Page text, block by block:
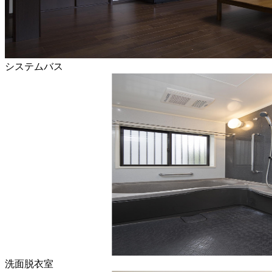
システムバス
洗面脱衣室